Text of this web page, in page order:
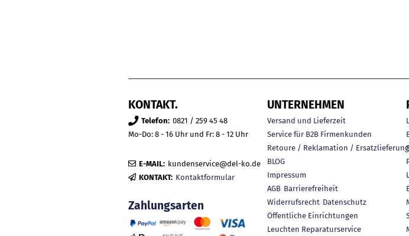
KONTAKT.
Telefon: 0821 / 259 45 48
Mo-Do: 8 - 16 Uhr und Fr: 8 - 12 Uhr
E-MAIL: kundenservice@del-ko.de
KONTAKT: Kontaktformular
Zahlungsarten
UNTERNEHMEN
Versand und Lieferzeit
Service für B2B Firmenkunden
Retoure / Reklamation / Ersatzlieferung
BLOG
Impressum
AGB Barrierefreiheit
Widerrufsrecht Datenschutz
Öffentliche Einrichtungen
Leuchten Reparaturservice